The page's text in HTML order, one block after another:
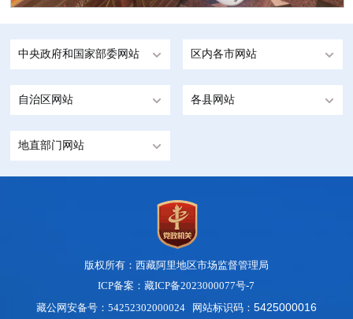
中央政府和国家部委网站 区内各市网站
自治区网站 各县网站
地直部门网站
版权所有：西藏阿里地区市场监督管理局
ICP备案：藏ICP备2023000077号-7
藏公网安备号：54252302000024 网站标识码： 5425000016